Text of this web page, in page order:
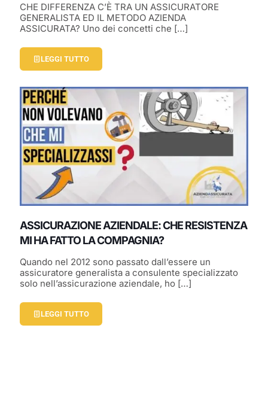
CHE DIFFERENZA C’È TRA UN ASSICURATORE
GENERALISTA ED IL METODO AZIENDA
ASSICURATA? Uno dei concetti che […]
LEGGI TUTTO
ASSICURAZIONE AZIENDALE: CHE RESISTENZA
MI HA FATTO LA COMPAGNIA?
Quando nel 2012 sono passato dall’essere un
assicuratore generalista a consulente specializzato
solo nell’assicurazione aziendale, ho […]
LEGGI TUTTO